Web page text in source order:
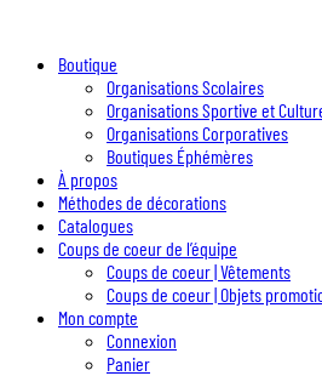
Boutique
Organisations Scolaires
Organisations Sportive et
Organisations Corporatives
Boutiques Éphémères
À propos
Méthodes de décorations
Catalogues
Coups de coeur de l’équipe
Coups de coeur | Vêtements
Coups de coeur | Objets
Mon compte
Connexion
Panier